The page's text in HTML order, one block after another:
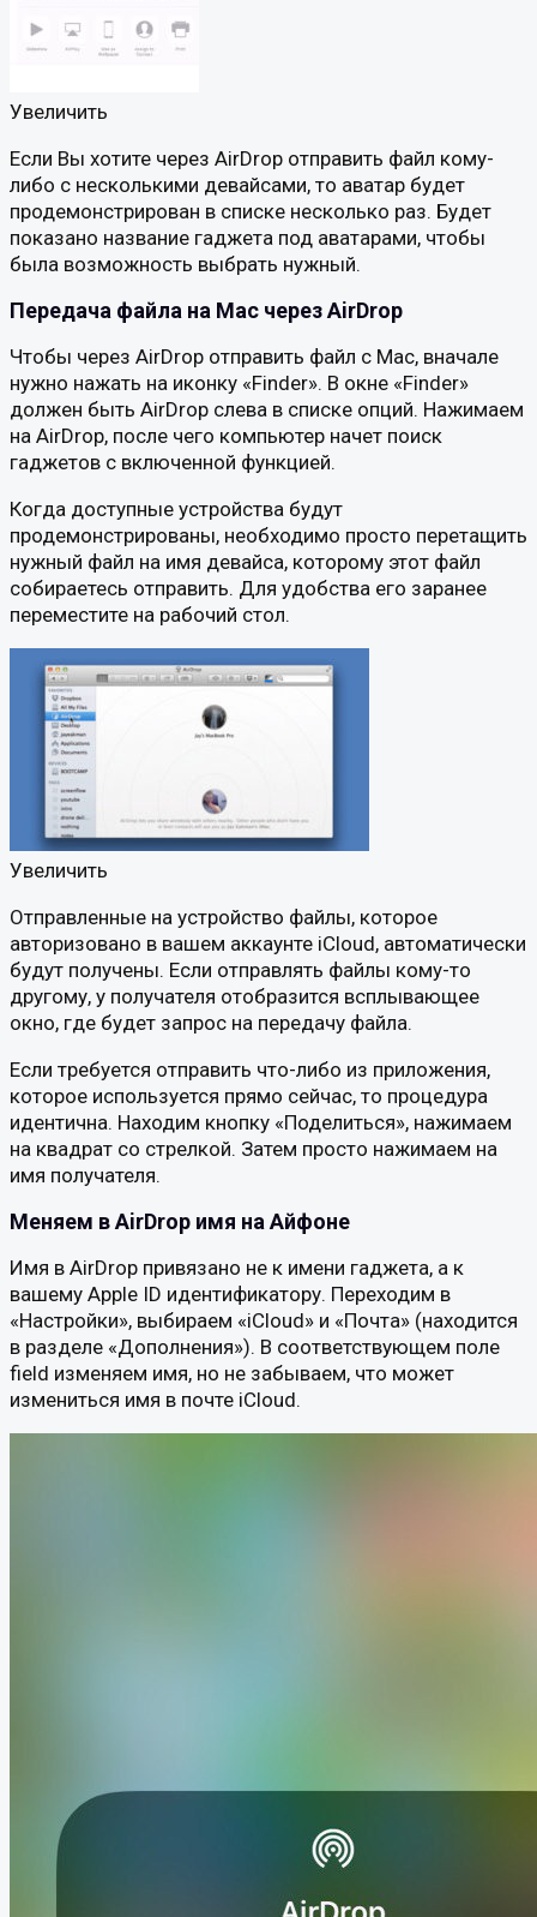
Увеличить
Если Вы хотите через AirDrop отправить файл кому-
либо с несколькими девайсами, то аватар будет
продемонстрирован в списке несколько раз. Будет
показано название гаджета под аватарами, чтобы
была возможность выбрать нужный.
Передача файла на Mac через AirDrop
Чтобы через AirDrop отправить файл с Mac, вначале
нужно нажать на иконку «Finder». В окне «Finder»
должен быть AirDrop слева в списке опций. Нажимаем
на AirDrop, после чего компьютер начет поиск
гаджетов с включенной функцией.
Когда доступные устройства будут
продемонстрированы, необходимо просто перетащить
нужный файл на имя девайса, которому этот файл
собираетесь отправить. Для удобства его заранее
переместите на рабочий стол.
Увеличить
Отправленные на устройство файлы, которое
авторизовано в вашем аккаунте iCloud, автоматически
будут получены. Если отправлять файлы кому-то
другому, у получателя отобразится всплывающее
окно, где будет запрос на передачу файла.
Если требуется отправить что-либо из приложения,
которое используется прямо сейчас, то процедура
идентична. Находим кнопку «Поделиться», нажимаем
на квадрат со стрелкой. Затем просто нажимаем на
имя получателя.
Меняем в AirDrop имя на Айфоне
Имя в AirDrop привязано не к имени гаджета, а к
вашему Apple ID идентификатору. Переходим в
«Настройки», выбираем «iCloud» и «Почта» (находится
в разделе «Дополнения»). В соответствующем поле
field изменяем имя, но не забываем, что может
измениться имя в почте iCloud.